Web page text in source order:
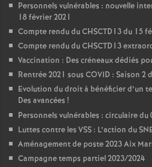
Personnels vulnérables : nouvelle
18 février 2021
Compte rendu du CHSCTD13 du 15
Compte rendu du CHSCTD13
Vaccination : Des créneaux dédiés
Rentrée 2021 sous COVID : Saison 2
Evolution du droit à bénéficier d’un
Des avancées !
Personnels vulnérables : circulaire du
Luttes contre les VSS : L’action du
Aménagement de poste 2023 Aix
Campagne temps partiel 2023/2024